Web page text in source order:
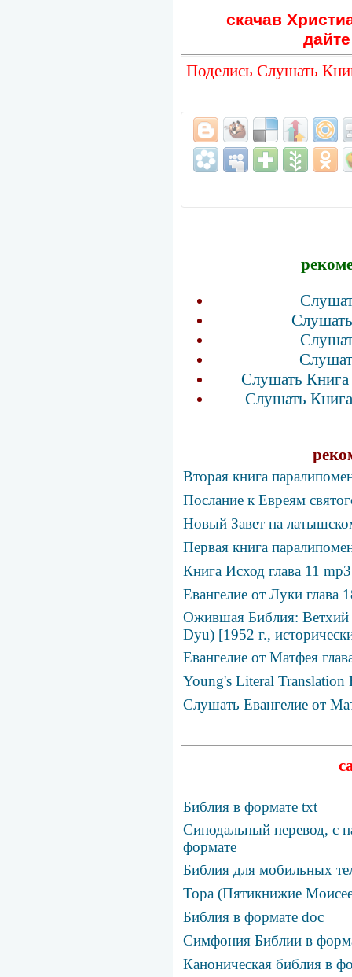
скачав
Поделись Слушать
Слушать Книга
Слушать
Вторая книга
Послание к Евреям
Новый Завет на
Первая книга
Книга Исход глава 11 mp3
Евангелие от Луки глава
Ожившая Библия: Ветхий
Dyu) [1952 г.,
Евангелие от Матфея
Young's Literal Translation
Слушать Евангелие от
Библия в формате txt
Синодальный перевод, с
формате
Библия для мобильных
Тора (Пятикнижие
Библия в формате doc
Симфония Библии в
Каноническая библия в